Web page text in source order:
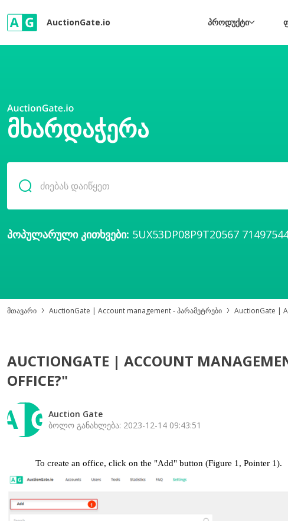
AuctionGate.io პროდუქტი
ᲛᲮᲐᲠᲓᲐᲭᲔᲠᲐ
პოპულარული კითხვები: 5UX53DP08P9T20567
მთავარი AuctionGate | Account management - პარამეტრები AuctionGate |
AUCTIONGATE | ACCOUNT
OFFICE?"
Auction Gate
ბოლო განახლება: 2023-12-14 09:43:51
To create an office, click on the "Add" button (Figure 1, Pointer 1).